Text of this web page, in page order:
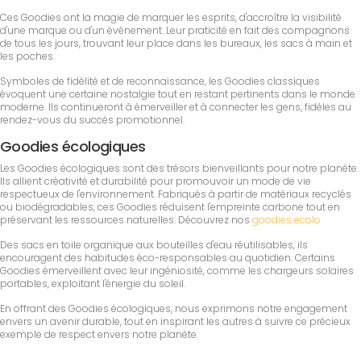
Ces Goodies ont la magie de marquer les esprits, d'accroître la visibilité
d'une marque ou d'un événement. Leur praticité en fait des compagnons
de tous les jours, trouvant leur place dans les bureaux, les sacs à main et
les poches.
Symboles de fidélité et de reconnaissance, les Goodies classiques
évoquent une certaine nostalgie tout en restant pertinents dans le monde
moderne. Ils continueront à émerveiller et à connecter les gens, fidèles au
rendez-vous du succès promotionnel.
Goodies écologiques
Les Goodies écologiques sont des trésors bienveillants pour notre planète.
Ils allient créativité et durabilité pour promouvoir un mode de vie
respectueux de l'environnement. Fabriqués à partir de matériaux recyclés
ou biodégradables, ces Goodies réduisent l'empreinte carbone tout en
préservant les ressources naturelles. Découvrez nos goodies ecolo
Des sacs en toile organique aux bouteilles d'eau réutilisables, ils
encouragent des habitudes éco-responsables au quotidien. Certains
Goodies émerveillent avec leur ingéniosité, comme les chargeurs solaires
portables, exploitant l'énergie du soleil.
En offrant des Goodies écologiques, nous exprimons notre engagement
envers un avenir durable, tout en inspirant les autres à suivre ce précieux
exemple de respect envers notre planète.